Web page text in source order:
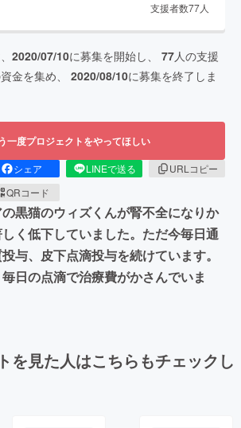
支援者数77人
2020/07/10に募集を開始し、 77人の支援
金を集め、 2020/08/10に募集を終了しま
一度プロジェクトをやってほしい
シェア LINEで送る
URLコピー
QRコード
黒猫のウィズくんが腎不全になりか
く低下していました。ただ今毎日通
与、皮下点滴投与を続けています。
日の点滴で治療費がかさんでいま
を見た人はこちらもチェックし